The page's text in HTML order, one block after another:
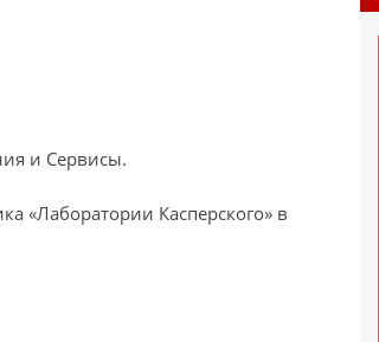
и Сервисы.
«Лаборатории Касперского» в